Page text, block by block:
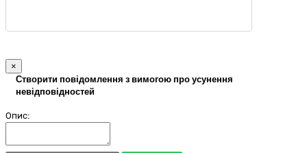
×
Створити повідомлення з вимогою про усунення
невідповідностей
Опис: